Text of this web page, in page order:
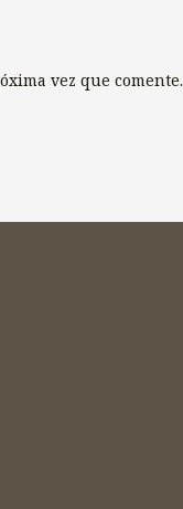
vez que comente.